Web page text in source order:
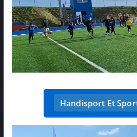
Handisport Et